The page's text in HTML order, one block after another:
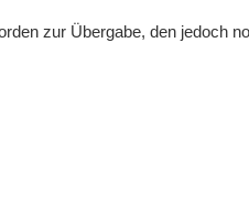
zur Übergabe, den jedoch